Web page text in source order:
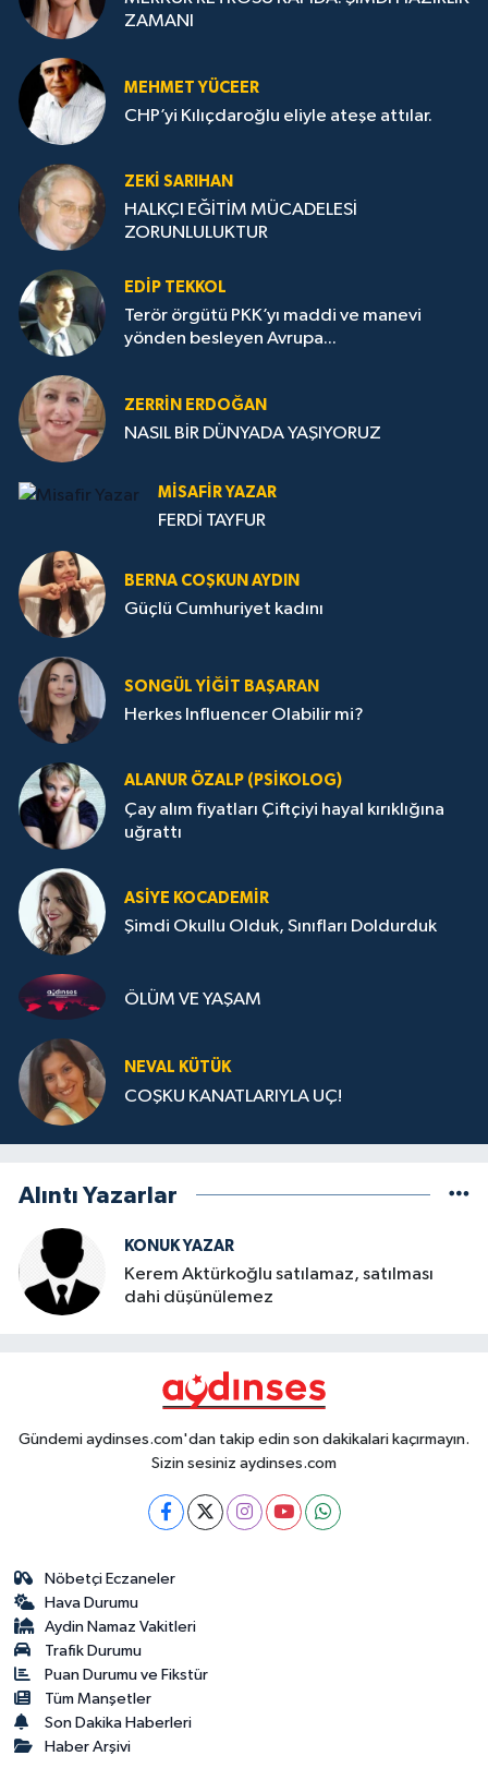
ZAMANI
MEHMET YÜCEER
CHP’yi Kılıçdaroğlu eliyle ateşe attılar.
ZEKI SARIHAN
HALKÇI EĞİTİM MÜCADELESİ
ZORUNLULUKTUR
EDIP TEKKOL
Terör örgütü PKK’yı maddi ve manevi
yönden besleyen Avrupa...
ZERRIN ERDOĞAN
NASIL BİR DÜNYADA YAŞIYORUZ
MISAFIR YAZAR
FERDİ TAYFUR
BERNA COŞKUN AYDIN
Güçlü Cumhuriyet kadını
SONGÜL YIĞIT BAŞARAN
Herkes Influencer Olabilir mi?
ALANUR ÖZALP (PSIKOLOG)
Çay alım fiyatları Çiftçiyi hayal kırıklığına
uğrattı
ASIYE KOCADEMİR
Şimdi Okullu Olduk, Sınıfları Doldurduk
ÖLÜM VE YAŞAM
NEVAL KÜTÜK
COŞKU KANATLARIYLA UÇ!
Alıntı Yazarlar
KONUK YAZAR
Kerem Aktürkoğlu satılamaz, satılması
dahi düşünülemez
Gündemi aydinses.com'dan takip edin son dakikalari kaçırmayın.
Sizin sesiniz aydinses.com
Nöbetçi Eczaneler
Hava Durumu
Aydin Namaz Vakitleri
Trafik Durumu
Puan Durumu ve Fikstür
Tüm Manşetler
Son Dakika Haberleri
Haber Arşivi